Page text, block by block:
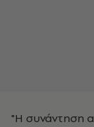
"Η συνάντηση